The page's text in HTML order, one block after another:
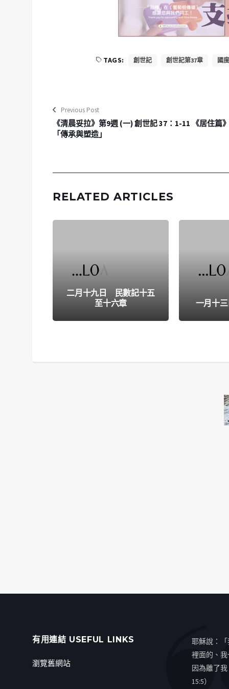
TAGS: 創世記 創世記第37章 國
Previous Post
《清晨妥拉》第9週 (一) 創世記 37：1-11 《居住篇
「傳承與塑造」
RELATED ARTICLES
二月十九日 民數記十五
至十六章
一月十
有用連結 USEFUL LINKS
瀏覽舊網站
耶穌說：
裡面的、
因為離了
15:5）